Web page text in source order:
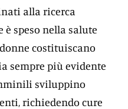
alla ricerca
speso nella salute
costituiscano
sempre più evidente
sviluppino
richiedendo cure